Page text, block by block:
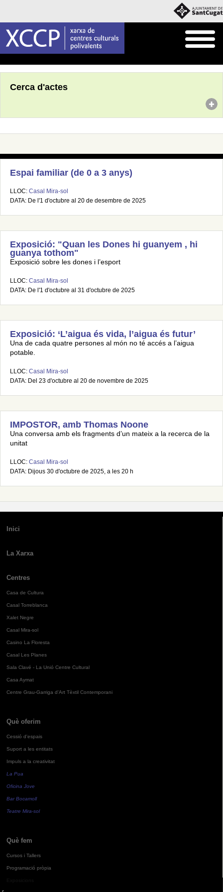
Cerca d'actes
Espai familiar (de 0 a 3 anys)
LLOC: Casal Mira-sol
DATA: De l'1 d'octubre al 20 de desembre de 2025
Exposició: "Quan les Dones hi guanyem , hi
guanya tothom"
Exposició sobre les dones i l’esport
LLOC: Casal Mira-sol
DATA: De l'1 d'octubre al 31 d'octubre de 2025
Exposició: ‘L’aigua és vida, l’aigua és futur’
Una de cada quatre persones al món no té accés a l’aigua
potable.
LLOC: Casal Mira-sol
DATA: Del 23 d'octubre al 20 de novembre de 2025
IMPOSTOR, amb Thomas Noone
Una conversa amb els fragments d’un mateix a la recerca de la
unitat
LLOC: Casal Mira-sol
DATA: Dijous 30 d'octubre de 2025, a les 20 h
Inici
La Xarxa
Centres
Casa de Cultura
Casal Torreblanca
Xalet Negre
Casal Mira-sol
Casino La Floresta
Casal Les Planes
Sala Clavé - La Unió Centre Cultural
Casa Aymat
Centre Grau-Garriga d'Art Tèxtil Contemporani
Què oferim
Cessió d'espais
Suport a les entitats
Impuls a la creativitat
La Pua
Oficina Jove
Bar Bocamoll
Teatre Mira-sol
Què fem
Cursos i Tallers
Programació pròpia